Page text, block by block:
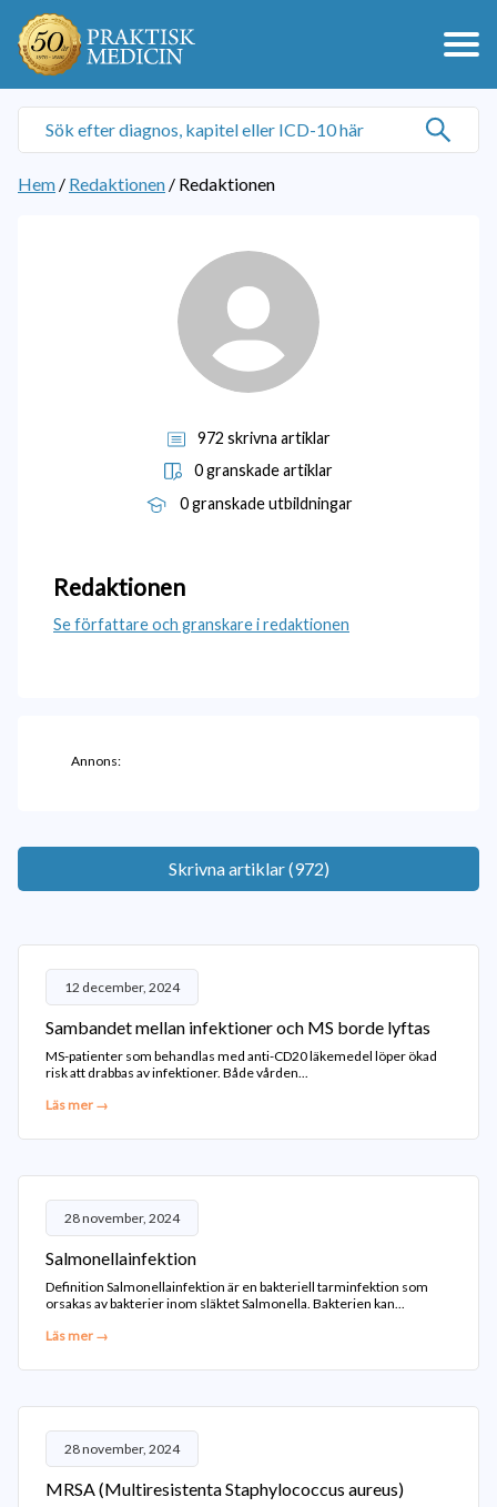
Hem / Redaktionen / Redaktionen
972 skrivna artiklar
0 granskade artiklar
0 granskade utbildningar
Redaktionen
Se författare och granskare i redaktionen
Annons:
Skrivna artiklar (972)
12 december, 2024
Sambandet mellan infektioner och MS borde lyftas
MS-patienter som behandlas med anti-CD20 läkemedel löper ökad
risk att drabbas av infektioner. Både vården...
Läs mer →
28 november, 2024
Salmonellainfektion
Definition Salmonellainfektion är en bakteriell tarminfektion som
orsakas av bakterier inom släktet Salmonella. Bakterien kan...
Läs mer →
28 november, 2024
MRSA (Multiresistenta Staphylococcus aureus)